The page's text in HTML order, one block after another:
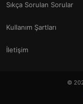
Sıkça Sorulan Sorular
Kullanım Şartları
İletişim
©